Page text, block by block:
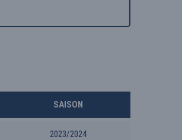
SAISON
2023/2024